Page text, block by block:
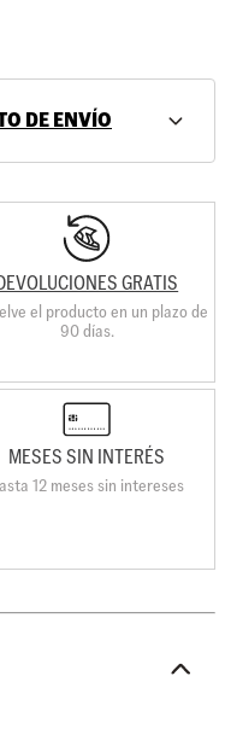
DE ENVÍO
GRATIS
el producto en un plazo de
90 días.
MESES SIN INTERÉS
12 meses sin intereses